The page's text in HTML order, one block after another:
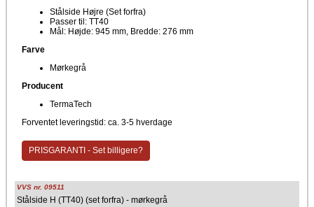
Stålside Højre (Set forfra)
Passer til: TT40
Mål: Højde: 945 mm, Bredde: 276 mm
Farve
Mørkegrå
Producent
TermaTech
Forventet leveringstid: ca. 3-5 hverdage
PRISGARANTI - Set billigere?
VVS nr. 09511
Stålside H (TT40) (set forfra) - mørkegrå